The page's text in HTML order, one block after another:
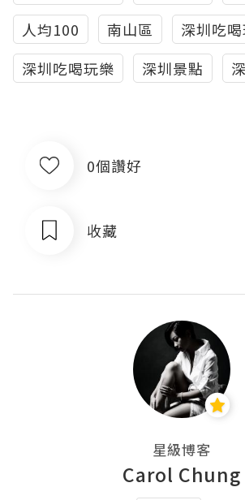
人均100
南山區
深圳吃
深圳吃喝玩樂
深圳景點
0個讚好
收藏
星級博客
Carol Chung